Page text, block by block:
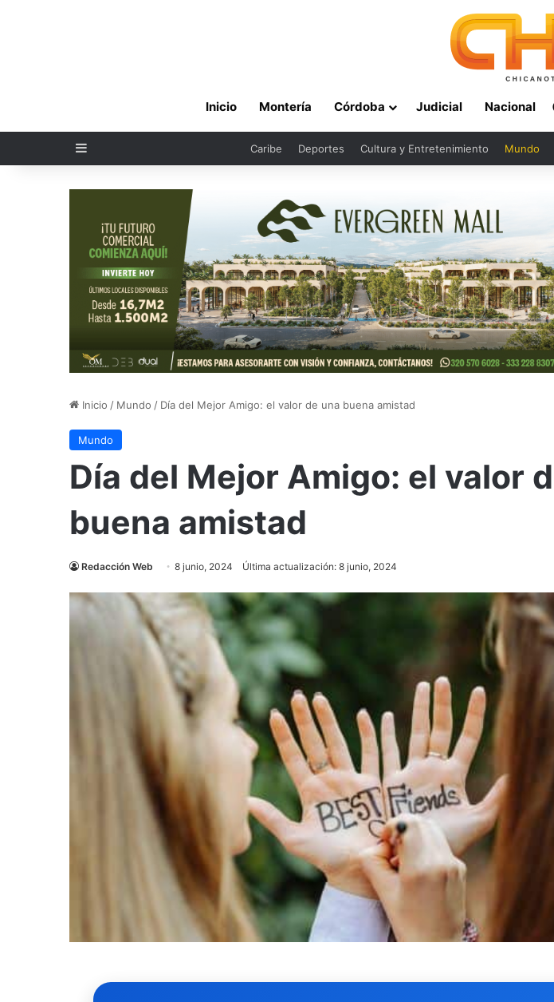
Inicio Montería Córdoba Judicial Nacional
Sidebar Caribe Deportes Cultura y Entretenimiento Mundo
Inicio / Mundo / Día del Mejor Amigo: el valor de una buena amistad
Mundo
Día del Mejor Amigo: el valor
buena amistad
Redacción Web 8 junio, 2024 Última actualización: 8 junio, 2024